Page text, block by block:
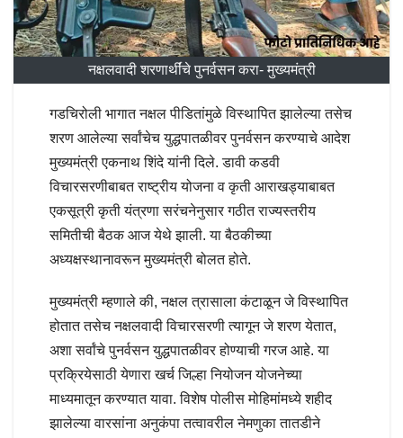
नक्षलवादी शरणार्थींचे पुनर्वसन करा- मुख्यमंत्री
गडचिरोली भागात नक्षल पीडितांमुळे विस्थापित झालेल्या तसेच
शरण आलेल्या सर्वांचेच युद्धपातळीवर पुनर्वसन करण्याचे आदेश
मुख्यमंत्री एकनाथ शिंदे यांनी दिले. डावी कडवी
विचारसरणीबाबत राष्ट्रीय योजना व कृती आराखड्याबाबत
एकसूत्री कृती यंत्रणा सरंचनेनुसार गठीत राज्यस्तरीय
समितीची बैठक आज येथे झाली. या बैठकीच्या
अध्यक्षस्थानावरून मुख्यमंत्री बोलत होते.
मुख्यमंत्री म्हणाले की, नक्षल त्रासाला कंटाळून जे विस्थापित
होतात तसेच नक्षलवादी विचारसरणी त्यागून जे शरण येतात,
अशा सर्वांचे पुनर्वसन युद्धपातळीवर होण्याची गरज आहे. या
प्रक्रियेसाठी येणारा खर्च जिल्हा नियोजन योजनेच्या
माध्यमातून करण्यात यावा. विशेष पोलीस मोहिमांमध्ये शहीद
झालेल्या वारसांना अनुकंपा तत्वावरील नेमणुका तातडीने